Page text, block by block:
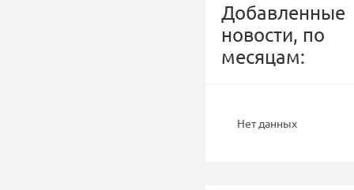
Добавленные
новости, по
месяцам:
Нет данных